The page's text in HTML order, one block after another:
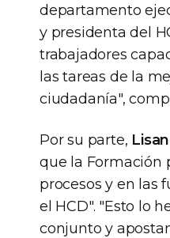
departamento
y presidenta del
trabajadores
las tareas de la
ciudadanía",
Por su parte,
que la Formación
procesos y en las
el HCD". "Esto lo
conjunto y